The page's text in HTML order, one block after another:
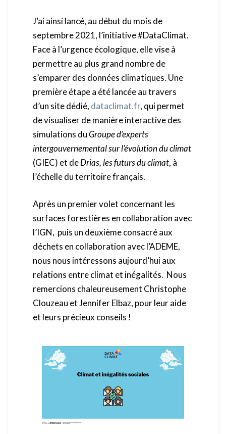
J’ai ainsi lancé, au début du mois de
septembre 2021, l’initiative #DataClimat.
Face à l’urgence écologique, elle vise à
permettre au plus grand nombre de
s’emparer des données climatiques. Une
première étape a été lancée au travers
d’un site dédié, dataclimat.fr, qui permet
de visualiser de manière interactive des
simulations duGroupe d’experts
intergouvernemental sur l’évolution du climat
(GIEC) et deDrias, les futurs du climat, à
l’échelle du territoire français.
Après un premier volet concernant les
surfaces forestières en collaboration avec
l’IGN, puis un deuxième consacré aux
déchets en collaboration avec l’ADEME,
nous nous intéressons aujourd’hui aux
relations entre climat et inégalités. Nous
remercions chaleureusement Christophe
Clouzeau et Jennifer Elbaz, pour leur aide
et leurs précieux conseils !